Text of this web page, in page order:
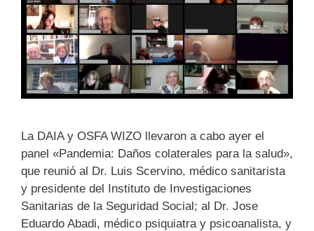
La DAIA y OSFA WIZO llevaron a cabo ayer el
panel «Pandemia: Daños colaterales para la salud»,
que reunió al Dr. Luis Scervino, médico sanitarista
y presidente del Instituto de Investigaciones
Sanitarias de la Seguridad Social; al Dr. Jose
Eduardo Abadi, médico psiquiatra y psicoanalista, y